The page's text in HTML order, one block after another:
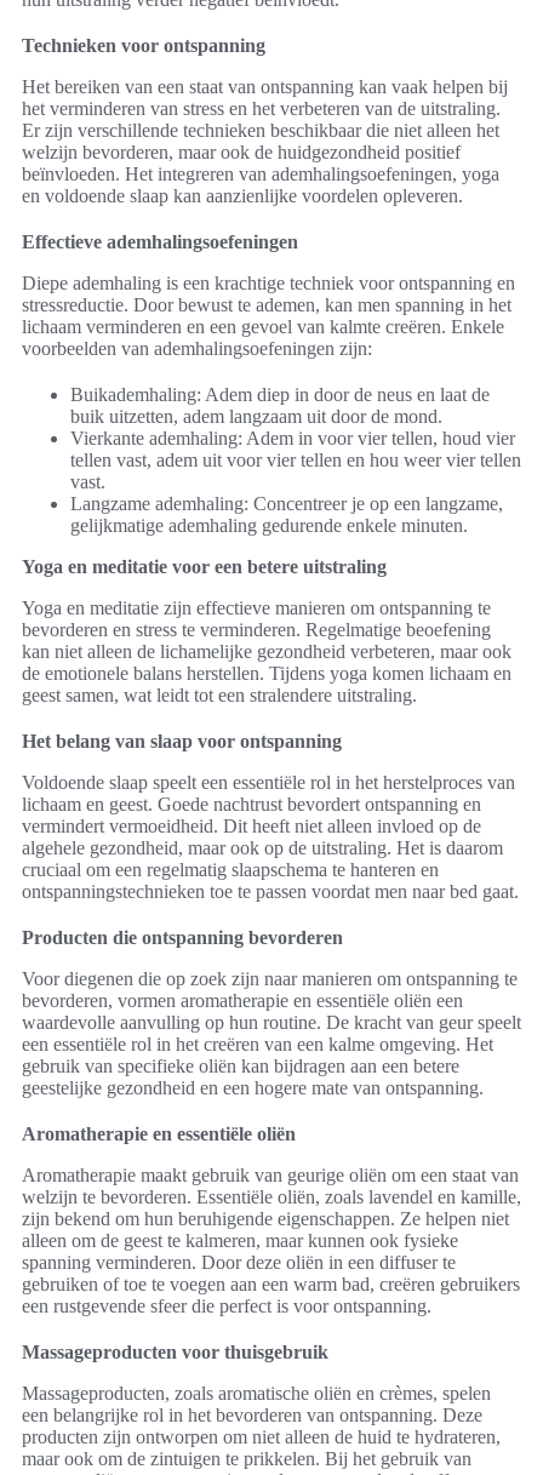
Technieken voor ontspanning
Het bereiken van een staat van ontspanning kan vaak helpen bij
het verminderen van stress en het verbeteren van de uitstraling.
Er zijn verschillende technieken beschikbaar die niet alleen het
welzijn bevorderen, maar ook de huidgezondheid positief
beïnvloeden. Het integreren van ademhalingsoefeningen, yoga
en voldoende slaap kan aanzienlijke voordelen opleveren.
Effectieve ademhalingsoefeningen
Diepe ademhaling is een krachtige techniek voor ontspanning en
stressreductie. Door bewust te ademen, kan men spanning in het
lichaam verminderen en een gevoel van kalmte creëren. Enkele
voorbeelden van ademhalingsoefeningen zijn:
Buikademhaling: Adem diep in door de neus en laat de
buik uitzetten, adem langzaam uit door de mond.
Vierkante ademhaling: Adem in voor vier tellen, houd vier
tellen vast, adem uit voor vier tellen en hou weer vier tellen
vast.
Langzame ademhaling: Concentreer je op een langzame,
gelijkmatige ademhaling gedurende enkele minuten.
Yoga en meditatie voor een betere uitstraling
Yoga en meditatie zijn effectieve manieren om ontspanning te
bevorderen en stress te verminderen. Regelmatige beoefening
kan niet alleen de lichamelijke gezondheid verbeteren, maar ook
de emotionele balans herstellen. Tijdens yoga komen lichaam en
geest samen, wat leidt tot een stralendere uitstraling.
Het belang van slaap voor ontspanning
Voldoende slaap speelt een essentiële rol in het herstelproces van
lichaam en geest. Goede nachtrust bevordert ontspanning en
vermindert vermoeidheid. Dit heeft niet alleen invloed op de
algehele gezondheid, maar ook op de uitstraling. Het is daarom
cruciaal om een regelmatig slaapschema te hanteren en
ontspanningstechnieken toe te passen voordat men naar bed gaat.
Producten die ontspanning bevorderen
Voor diegenen die op zoek zijn naar manieren om ontspanning te
bevorderen, vormen aromatherapie en essentiële oliën een
waardevolle aanvulling op hun routine. De kracht van geur speelt
een essentiële rol in het creëren van een kalme omgeving. Het
gebruik van specifieke oliën kan bijdragen aan een betere
geestelijke gezondheid en een hogere mate van ontspanning.
Aromatherapie en essentiële oliën
Aromatherapie maakt gebruik van geurige oliën om een staat van
welzijn te bevorderen. Essentiële oliën, zoals lavendel en kamille,
zijn bekend om hun beruhigende eigenschappen. Ze helpen niet
alleen om de geest te kalmeren, maar kunnen ook fysieke
spanning verminderen. Door deze oliën in een diffuser te
gebruiken of toe te voegen aan een warm bad, creëren gebruikers
een rustgevende sfeer die perfect is voor ontspanning.
Massageproducten voor thuisgebruik
Massageproducten, zoals aromatische oliën en crèmes, spelen
een belangrijke rol in het bevorderen van ontspanning. Deze
producten zijn ontworpen om niet alleen de huid te hydrateren,
maar ook om de zintuigen te prikkelen. Bij het gebruik van